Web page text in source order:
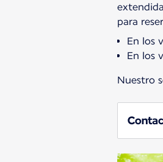
para
En los
En los
Nuestro